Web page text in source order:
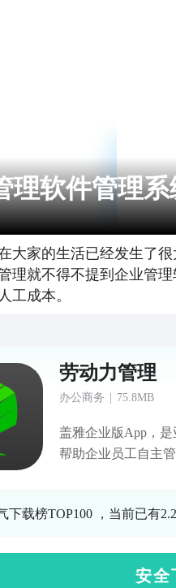
理软件管理系
大家的生活已经发生了
理就不得不提到企业管
工成本。
劳动力管理
办公商务 75.8MB
盖雅企业版App，是
帮助企业员工自主
班状况，随时掌握
请 4.迟到、早退、
提前解决问题 5.随
下载榜TOP100 ，当前已有
安 全